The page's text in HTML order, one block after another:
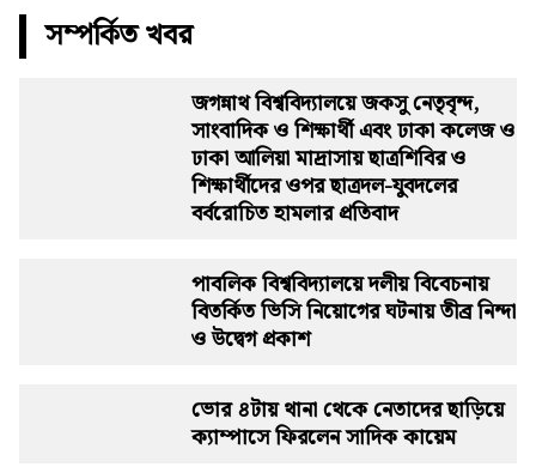
সম্পর্কিত খবর
জগন্নাথ বিশ্ববিদ্যালয়ে জকসু নেতৃবৃন্দ,
সাংবাদিক ও শিক্ষার্থী এবং ঢাকা কলেজ ও
ঢাকা আলিয়া মাদ্রাসায় ছাত্রশিবির ও
শিক্ষার্থীদের ওপর ছাত্রদল-যুবদলের
বর্বরোচিত হামলার প্রতিবাদ
পাবলিক বিশ্ববিদ্যালয়ে দলীয় বিবেচনায়
বিতর্কিত ভিসি নিয়োগের ঘটনায় তীব্র নিন্দা
ও উদ্বেগ প্রকাশ
ভোর ৪টায় থানা থেকে নেতাদের ছাড়িয়ে
ক্যাম্পাসে ফিরলেন সাদিক কায়েম